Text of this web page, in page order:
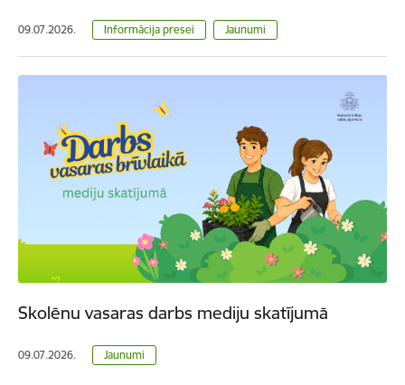
09.07.2026. Informācija presei Jaunumi
Skolēnu vasaras darbs mediju skatījumā
09.07.2026. Jaunumi